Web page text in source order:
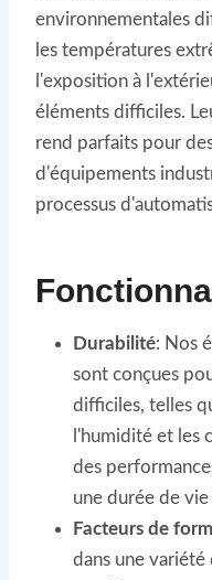
environnementales
les températures
l'exposition à
éléments difficiles.
rend parfaits pour
d'équipements
processus
Durabilité: Nos
sont conçues
difficiles, telles
l'humidité et les
des
une durée de
Facteurs de
dans une